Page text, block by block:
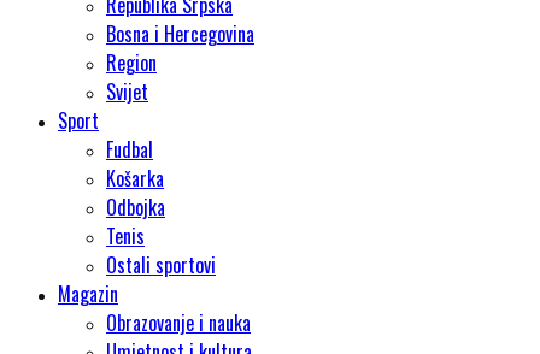
Bosna i Hercegovina
Region
Svijet
Sport
Fudbal
Košarka
Odbojka
Tenis
Ostali sportovi
Magazin
Obrazovanje i nauka